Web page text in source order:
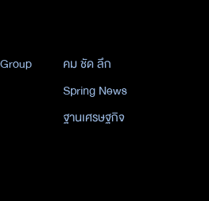
คม ชัด ลึก
Spring News
ฐานเศรษฐกิจ